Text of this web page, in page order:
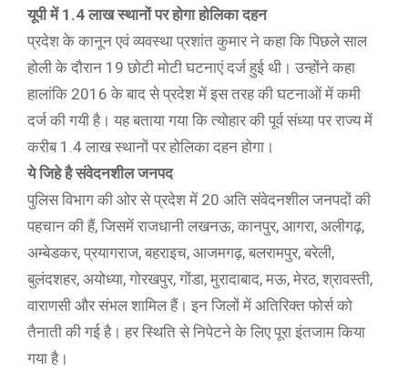
यूपी में 1.4 लाख स्थानों पर होगा होलिका दहन
प्रदेश के कानून एवं व्यवस्था प्रशांत कुमार ने कहा कि पिछले साल
होली के दौरान 19 छोटी मोटी घटनाएं दर्ज हुई थी। उन्होंने कहा
हालांकि 2016 के बाद से प्रदेश में इस तरह की घटनाओं में कमी
दर्ज की गयी है। यह बताया गया कि त्योहार की पूर्व संध्या पर राज्य में
करीब 1.4 लाख स्थानों पर होलिका दहन होगा।
ये जिहे है संवेदनशील जनपद
पुलिस विभाग की ओर से प्रदेश में 20 अति संवेदनशील जनपदों की
पहचान की हैं, जिसमें राजधानी लखनऊ, कानपुर, आगरा, अलीगढ़,
अम्बेडकर, प्रयागराज, बहराइच, आजमगढ़, बलरामपुर, बरेली,
बुलंदशहर, अयोध्या, गोरखपुर, गोंडा, मुरादाबाद, मऊ, मेरठ, श्रावस्ती,
वाराणसी और संभल शामिल हैं। इन जिलों में अतिरिक्त फोर्स को
तैनाती की गई है। हर स्थिति से निपेटने के लिए पूरा इंतजाम किया
गया है।